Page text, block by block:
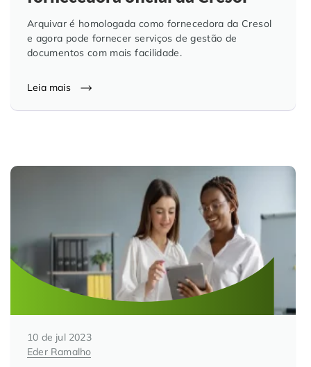
Arquivar é homologada como fornecedora da Cresol
e agora pode fornecer serviços de gestão de
documentos com mais facilidade.
Leia mais
10 de jul 2023
Eder Ramalho